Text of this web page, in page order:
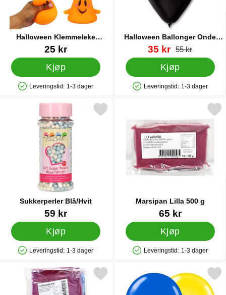
Halloween Klemmeleke
Spøkelse
Varenummer 89274
25 kr
Kjøp
Produkttilgjengelighet: På lager
Leveringstid: 1-3 dager
Halloween Ballonger Onde
Gresskar 10-pakning
Varenummer 12076
ny pris
35 kr gammel pris
55 kr
Kjøp
Produkttilgjengelighet: På lager
Leveringstid: 1-3 dager
Sukkerperler Blå/Hvit
Varenummer 16736
59 kr
Kjøp
Produkttilgjengelighet: På lager
Leveringstid: 1-3 dager
Merk sukkerperler Blå/Hvit som favoritt
Marsipan Lilla 500 g
Varenummer 26590
65 kr
Kjøp
Produkttilgjengelighet: På lager
Leveringstid: 1-3 dager
Merk marsipan Lilla
Merk marsipan Lilla 2,5 kg som favorittMerk ballonger Blå/Gule